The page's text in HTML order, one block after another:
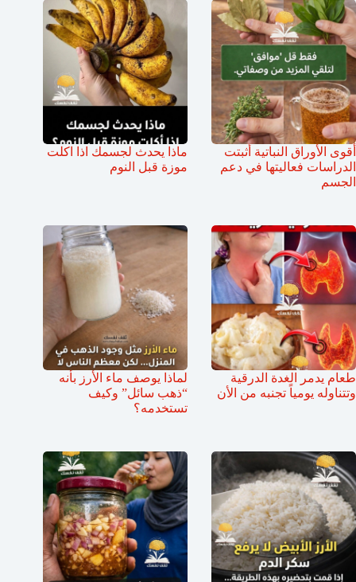
أقوى الأوراق النباتية أثبتت
الدراسات فعاليتها في دعم
الجسم
ماذا يحدث لجسمك اذا اكلت
موزة قبل النوم
طعام يدمر الغدة الدرقية
وتتناوله يومياً تجنبه من الأن
لماذا يوصف ماء الأرز بأنه
“ذهب سائل” وكيف
تستخدمه؟